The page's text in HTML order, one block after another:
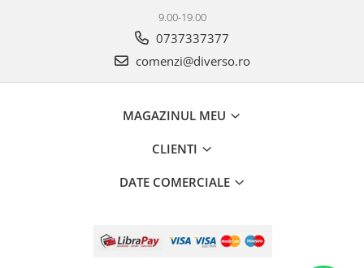
9.00-19.00
0737337377
comenzi@diverso.ro
MAGAZINUL MEU
CLIENTI
DATE COMERCIALE